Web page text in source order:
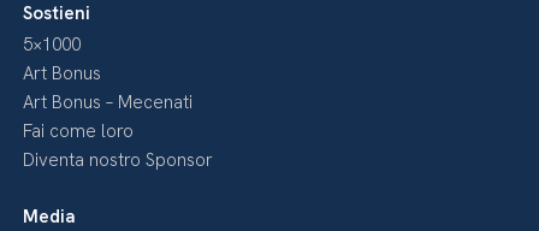
Sostieni
5×1000
Art Bonus
Art Bonus – Mecenati
Fai come loro
Diventa nostro Sponsor
Media